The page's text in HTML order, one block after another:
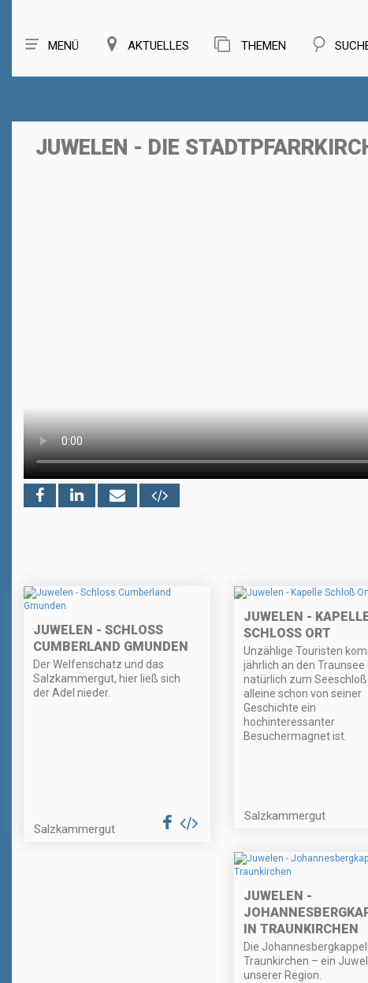
MENÜ AKTUELLES THEMEN
JUWELEN - DIE
JUWELEN - SCHLOSS
CUMBERLAND GMUNDEN
Der Welfenschatz und das
Salzkammergut, hier ließ sich
der Adel nieder.
Salzkammergut
JUWELEN -
SCHLOSS ORT
Unzählige Touristen
jährlich an den Traunsee
natürlich zum Seeschloß
alleine schon von seiner
Geschichte ein
hochinteressanter
Besuchermagnet ist.
Salzkammergut
JUWELEN -
IN TRAUNKIRCHEN
Die
Traunkirchen – ein
unserer Region.